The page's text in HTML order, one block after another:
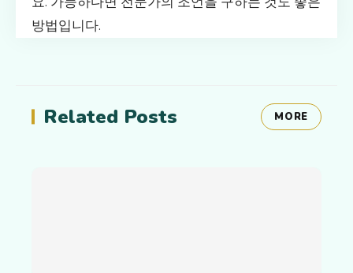
방법입니다.
Related Posts MORE